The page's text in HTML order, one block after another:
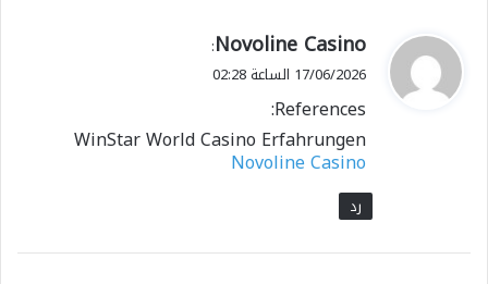
ي
ق
ل
Novoline Casino
:
17/06/2026 الساعة 02:28
References:
WinStar World Casino Erfahrungen
Novoline Casino
رد